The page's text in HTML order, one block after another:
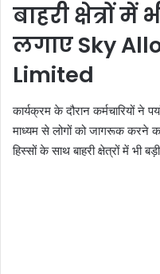
बाहरी क्षेत्रों
लगाए Sky
Limited
कार्यक्रम के दौरान कर्मचारियों ने
माध्यम से लोगों को जागरूक करने
हिस्सों के साथ बाहरी क्षेत्रों में भी